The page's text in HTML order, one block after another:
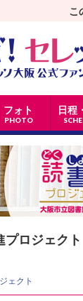
フォト
PHOTO
日程
こ
ロジェク
ェクト